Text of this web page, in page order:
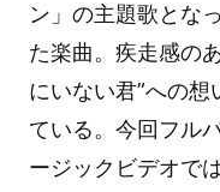
ン」の主題歌とな
た楽曲。疾走感の
にいない君”への
ている。今回フル
ージックビデオで